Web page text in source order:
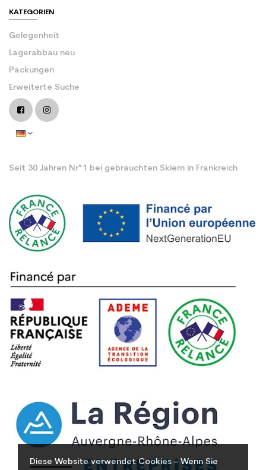
Diese Website verwendet Cookies – Wenn Sie
KATEGORIEN
Gelegenheit
Lagerabbau neu
Packungen
Erweiterte Suche
Seit 30 Jahren Nr°1 bei gebrauchten Skiern in Frankreich